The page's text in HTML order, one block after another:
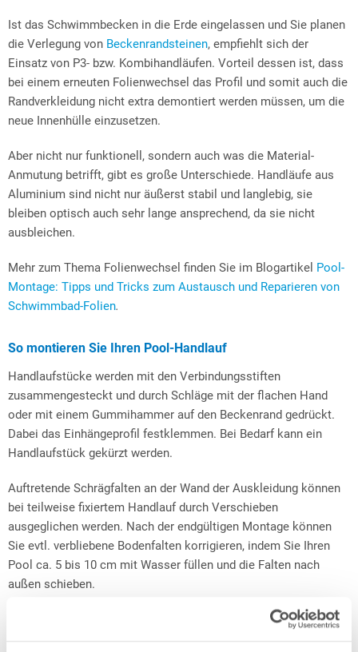
Ist das Schwimmbecken in die Erde eingelassen und Sie planen
die Verlegung von Beckenrandsteinen, empfiehlt sich der
Einsatz von P3- bzw. Kombihandläufen. Vorteil dessen ist, dass
bei einem erneuten Folienwechsel das Profil und somit auch die
Randverkleidung nicht extra demontiert werden müssen, um die
neue Innenhülle einzusetzen.
Aber nicht nur funktionell, sondern auch was die Material-
Anmutung betrifft, gibt es große Unterschiede. Handläufe aus
Aluminium sind nicht nur äußerst stabil und langlebig, sie
bleiben optisch auch sehr lange ansprechend, da sie nicht
ausbleichen.
Mehr zum Thema Folienwechsel finden Sie im Blogartikel Pool-
Montage: Tipps und Tricks zum Austausch und Reparieren von
Schwimmbad-Folien.
So montieren Sie Ihren Pool-Handlauf
Handlaufstücke werden mit den Verbindungsstiften
zusammengesteckt und durch Schläge mit der flachen Hand
oder mit einem Gummihammer auf den Beckenrand gedrückt.
Dabei das Einhängeprofil festklemmen. Bei Bedarf kann ein
Handlaufstück gekürzt werden.
Auftretende Schrägfalten an der Wand der Auskleidung können
bei teilweise fixiertem Handlauf durch Verschieben
ausgeglichen werden. Nach der endgültigen Montage können
Sie evtl. verbliebene Bodenfalten korrigieren, indem Sie Ihren
Pool ca. 5 bis 10 cm mit Wasser füllen und die Falten nach
außen schieben.